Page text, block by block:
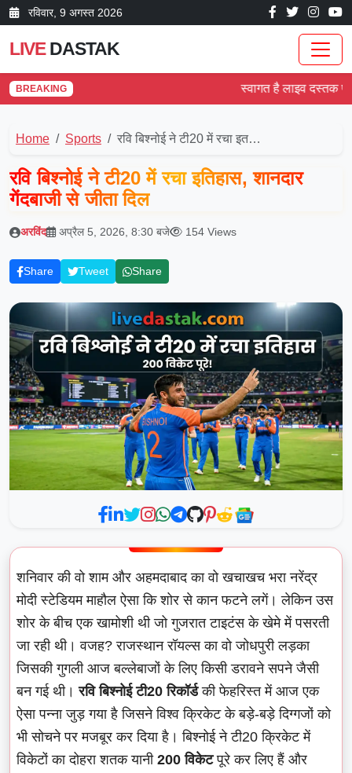
रविवार, 9 अगस्त 2026
LIVEDASTAK
BREAKING स्वागत है लाइव दस्तक
Home Sports रवि बिश्नोई ने टी20 में रचा इत…
रवि बिश्नोई ने टी20 में रचा इतिहास, शानदार
गेंदबाजी से जीता दिल
अरविंद अप्रैल 5, 2026, 8:30 बजे 154 Views
Share Tweet Share
शनिवार की वो शाम और अहमदाबाद का वो खचाखच भरा नरेंद्र
मोदी स्टेडियम माहौल ऐसा कि शोर से कान फटने लगें। लेकिन उस
शोर के बीच एक खामोशी थी जो गुजरात टाइटंस के खेमे में पसरती
जा रही थी। वजह? राजस्थान रॉयल्स का वो जोधपुरी लड़का
जिसकी गुगली आज बल्लेबाजों के लिए किसी डरावने सपने जैसी
बन गई थी।रवि बिश्नोई टी20 रिकॉर्डकी फेहरिस्त में आज एक
ऐसा पन्ना जुड़ गया है जिसने विश्व क्रिकेट के बड़े-बड़े दिग्गजों को
भी सोचने पर मजबूर कर दिया है। बिश्नोई ने टी20 क्रिकेट में
विकेटों का दोहरा शतक यानी 200 विकेटपूरे कर लिए हैं और